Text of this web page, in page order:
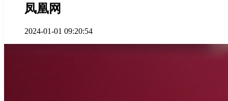
凤凰网
2024-01-01 09:20:54